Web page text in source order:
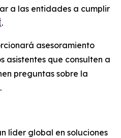
a las entidades a cumplir
.
asesoramiento
asistentes que consulten a
preguntas sobre la
líder global en soluciones